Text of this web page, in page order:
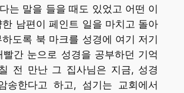
는 말을 들을 때도 있었고 어떤 이
남편이 페인트 일을 마치고 돌아
도록 북 마크를 성경에 여기 저기
빨간 눈으로 성경을 공부하던 기억
전 만난 그 집사님은 지금, 성경
송한다고 하고, 섬기는 교회에서